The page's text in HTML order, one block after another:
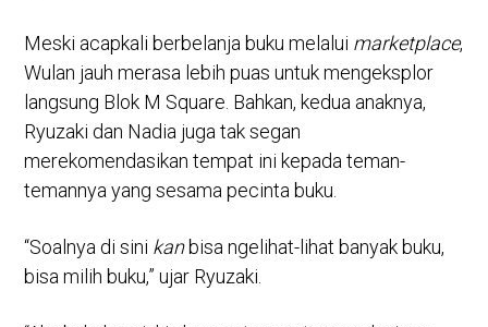
Meski acapkali berbelanja buku melalui marketplace,
Wulan jauh merasa lebih puas untuk mengeksplor
langsung Blok M Square. Bahkan, kedua anaknya,
Ryuzaki dan Nadia juga tak segan
merekomendasikan tempat ini kepada teman-
temannya yang sesama pecinta buku.
“Soalnya di sini kanbisa ngelihat-lihat banyak buku,
bisa milih buku,” ujar Ryuzaki.